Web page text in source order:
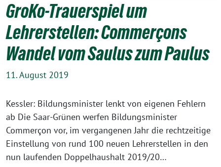
GroKo-Trauerspiel um
Lehrerstellen: Commerçons
Wandel vom Saulus zum Paulus
11. August 2019
Kessler: Bildungsminister lenkt von eigenen Fehlern
ab Die Saar-Grünen werfen Bildungsminister
Commerçon vor, im vergangenen Jahr die rechtzeitige
Einstellung von rund 100 neuen Lehrerstellen in den
nun laufenden Doppelhaushalt 2019/20…